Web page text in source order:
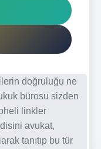
doğruluğu ne
bürosu sizden
linkler
avukat,
tanıtıp bu tür